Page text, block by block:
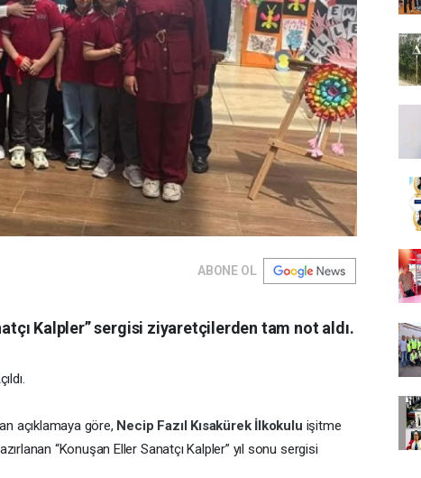
ABONE OL
Kalpler” sergisi ziyaretçilerden tam not aldı.
açıklamaya göre, Necip Fazıl Kısakürek İlkokulu işitme
“Konuşan Eller Sanatçı Kalpler” yıl sonu sergisi